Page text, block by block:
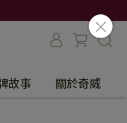
故事 關於奇威